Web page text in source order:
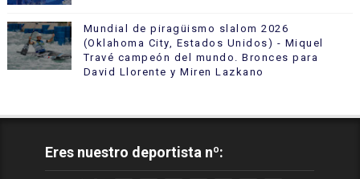
Mundial de piragüismo slalom 2026
(Oklahoma City, Estados Unidos) - Miquel
Travé campeón del mundo. Bronces para
David Llorente y Miren Lazkano
Eres nuestro deportista nº: